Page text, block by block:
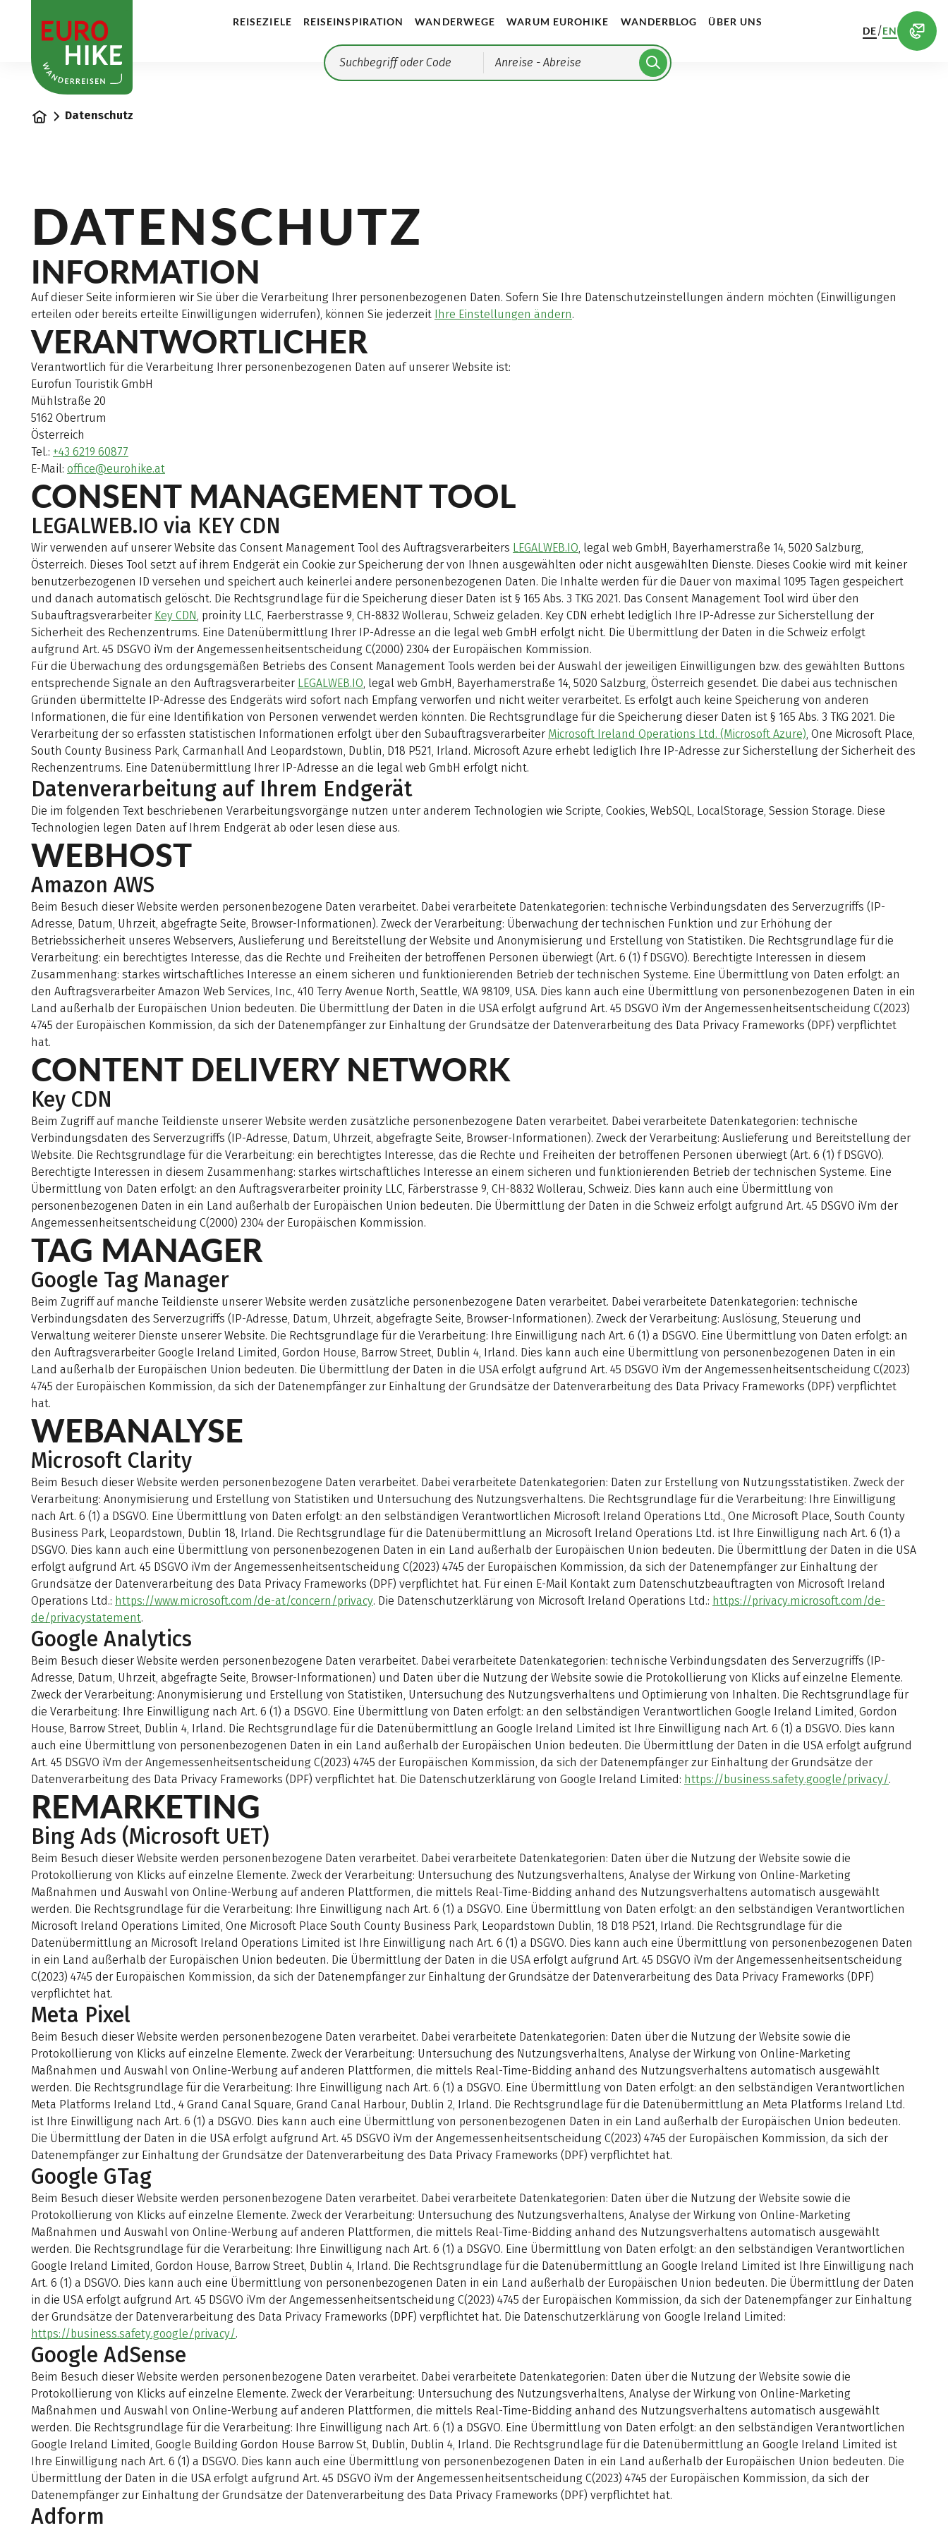
REISEZIELE REISEINSPIRATION WANDERWEGE WARUM EUROHIKE WANDERBLOG ÜBER UNS
Anreise - Abreise
DE/EN
StartseiteDatenschutz
DATENSCHUTZ
INFORMATION
Auf dieser Seite informieren wir Sie über die Verarbeitung Ihrer personenbezogenen Daten. Sofern Sie Ihre Datenschutzeinstellungen ändern möchten (Einwilligungen
erteilen oder bereits erteilte Einwilligungen widerrufen), können Sie jederzeit Ihre Einstellungen ändern.
VERANTWORTLICHER
Verantwortlich für die Verarbeitung Ihrer personenbezogenen Daten auf unserer Website ist:
Eurofun Touristik GmbH
Mühlstraße 20
5162 Obertrum
Österreich
Tel.: +43 6219 60877
E-Mail: office@eurohike.at
CONSENT MANAGEMENT TOOL
LEGALWEB.IO via KEY CDN
Wir verwenden auf unserer Website das Consent Management Tool des Auftragsverarbeiters LEGALWEB.IO, legal web GmbH, Bayerhamerstraße 14, 5020 Salzburg,
Österreich. Dieses Tool setzt auf ihrem Endgerät ein Cookie zur Speicherung der von Ihnen ausgewählten oder nicht ausgewählten Dienste. Dieses Cookie wird mit keiner
benutzerbezogenen ID versehen und speichert auch keinerlei andere personenbezogenen Daten. Die Inhalte werden für die Dauer von maximal 1095 Tagen gespeichert
und danach automatisch gelöscht. Die Rechtsgrundlage für die Speicherung dieser Daten ist § 165 Abs. 3 TKG 2021. Das Consent Management Tool wird über den
Subauftragsverarbeiter Key CDN, proinity LLC, Faerberstrasse 9, CH-8832 Wollerau, Schweiz geladen. Key CDN erhebt lediglich Ihre IP-Adresse zur Sicherstellung der
Sicherheit des Rechenzentrums. Eine Datenübermittlung Ihrer IP-Adresse an die legal web GmbH erfolgt nicht. Die Übermittlung der Daten in die Schweiz erfolgt
aufgrund Art. 45 DSGVO iVm der Angemessenheitsentscheidung C(2000) 2304 der Europäischen Kommission.
Für die Überwachung des ordungsgemäßen Betriebs des Consent Management Tools werden bei der Auswahl der jeweiligen Einwilligungen bzw. des gewählten Buttons
entsprechende Signale an den Auftragsverarbeiter LEGALWEB.IO, legal web GmbH, Bayerhamerstraße 14, 5020 Salzburg, Österreich gesendet. Die dabei aus technischen
Gründen übermittelte IP-Adresse des Endgeräts wird sofort nach Empfang verworfen und nicht weiter verarbeitet. Es erfolgt auch keine Speicherung von anderen
Informationen, die für eine Identifikation von Personen verwendet werden könnten. Die Rechtsgrundlage für die Speicherung dieser Daten ist § 165 Abs. 3 TKG 2021. Die
Verarbeitung der so erfassten statistischen Informationen erfolgt über den Subauftragsverarbeiter Microsoft Ireland Operations Ltd. (Microsoft Azure), One Microsoft Place,
South County Business Park, Carmanhall And Leopardstown, Dublin, D18 P521, Irland. Microsoft Azure erhebt lediglich Ihre IP-Adresse zur Sicherstellung der Sicherheit des
Rechenzentrums. Eine Datenübermittlung Ihrer IP-Adresse an die legal web GmbH erfolgt nicht.
Datenverarbeitung auf Ihrem Endgerät
Die im folgenden Text beschriebenen Verarbeitungsvorgänge nutzen unter anderem Technologien wie Scripte, Cookies, WebSQL, LocalStorage, Session Storage. Diese
Technologien legen Daten auf Ihrem Endgerät ab oder lesen diese aus.
WEBHOST
Amazon AWS
Beim Besuch dieser Website werden personenbezogene Daten verarbeitet. Dabei verarbeitete Datenkategorien: technische Verbindungsdaten des Serverzugriffs (IP-
Adresse, Datum, Uhrzeit, abgefragte Seite, Browser-Informationen). Zweck der Verarbeitung: Überwachung der technischen Funktion und zur Erhöhung der
Betriebssicherheit unseres Webservers, Auslieferung und Bereitstellung der Website und Anonymisierung und Erstellung von Statistiken. Die Rechtsgrundlage für die
Verarbeitung: ein berechtigtes Interesse, das die Rechte und Freiheiten der betroffenen Personen überwiegt (Art. 6 (1) f DSGVO). Berechtigte Interessen in diesem
Zusammenhang: starkes wirtschaftliches Interesse an einem sicheren und funktionierenden Betrieb der technischen Systeme. Eine Übermittlung von Daten erfolgt: an
den Auftragsverarbeiter Amazon Web Services, Inc., 410 Terry Avenue North, Seattle, WA 98109, USA. Dies kann auch eine Übermittlung von personenbezogenen Daten in ein
Land außerhalb der Europäischen Union bedeuten. Die Übermittlung der Daten in die USA erfolgt aufgrund Art. 45 DSGVO iVm der Angemessenheitsentscheidung C(2023)
4745 der Europäischen Kommission, da sich der Datenempfänger zur Einhaltung der Grundsätze der Datenverarbeitung des Data Privacy Frameworks (DPF) verpflichtet
hat.
CONTENT DELIVERY NETWORK
Key CDN
Beim Zugriff auf manche Teildienste unserer Website werden zusätzliche personenbezogene Daten verarbeitet. Dabei verarbeitete Datenkategorien: technische
Verbindungsdaten des Serverzugriffs (IP-Adresse, Datum, Uhrzeit, abgefragte Seite, Browser-Informationen). Zweck der Verarbeitung: Auslieferung und Bereitstellung der
Website. Die Rechtsgrundlage für die Verarbeitung: ein berechtigtes Interesse, das die Rechte und Freiheiten der betroffenen Personen überwiegt (Art. 6 (1) f DSGVO).
Berechtigte Interessen in diesem Zusammenhang: starkes wirtschaftliches Interesse an einem sicheren und funktionierenden Betrieb der technischen Systeme. Eine
Übermittlung von Daten erfolgt: an den Auftragsverarbeiter proinity LLC, Färberstrasse 9, CH-8832 Wollerau, Schweiz. Dies kann auch eine Übermittlung von
personenbezogenen Daten in ein Land außerhalb der Europäischen Union bedeuten. Die Übermittlung der Daten in die Schweiz erfolgt aufgrund Art. 45 DSGVO iVm der
Angemessenheitsentscheidung C(2000) 2304 der Europäischen Kommission.
TAG MANAGER
Google Tag Manager
Beim Zugriff auf manche Teildienste unserer Website werden zusätzliche personenbezogene Daten verarbeitet. Dabei verarbeitete Datenkategorien: technische
Verbindungsdaten des Serverzugriffs (IP-Adresse, Datum, Uhrzeit, abgefragte Seite, Browser-Informationen). Zweck der Verarbeitung: Auslösung, Steuerung und
Verwaltung weiterer Dienste unserer Website. Die Rechtsgrundlage für die Verarbeitung: Ihre Einwilligung nach Art. 6 (1) a DSGVO. Eine Übermittlung von Daten erfolgt: an
den Auftragsverarbeiter Google Ireland Limited, Gordon House, Barrow Street, Dublin 4, Irland. Dies kann auch eine Übermittlung von personenbezogenen Daten in ein
Land außerhalb der Europäischen Union bedeuten. Die Übermittlung der Daten in die USA erfolgt aufgrund Art. 45 DSGVO iVm der Angemessenheitsentscheidung C(2023)
4745 der Europäischen Kommission, da sich der Datenempfänger zur Einhaltung der Grundsätze der Datenverarbeitung des Data Privacy Frameworks (DPF) verpflichtet
hat.
WEBANALYSE
Microsoft Clarity
Beim Besuch dieser Website werden personenbezogene Daten verarbeitet. Dabei verarbeitete Datenkategorien: Daten zur Erstellung von Nutzungsstatistiken. Zweck der
Verarbeitung: Anonymisierung und Erstellung von Statistiken und Untersuchung des Nutzungsverhaltens. Die Rechtsgrundlage für die Verarbeitung: Ihre Einwilligung
nach Art. 6 (1) a DSGVO. Eine Übermittlung von Daten erfolgt: an den selbständigen Verantwortlichen Microsoft Ireland Operations Ltd., One Microsoft Place, South County
Business Park, Leopardstown, Dublin 18, Irland. Die Rechtsgrundlage für die Datenübermittlung an Microsoft Ireland Operations Ltd. ist Ihre Einwilligung nach Art. 6 (1) a
DSGVO. Dies kann auch eine Übermittlung von personenbezogenen Daten in ein Land außerhalb der Europäischen Union bedeuten. Die Übermittlung der Daten in die USA
erfolgt aufgrund Art. 45 DSGVO iVm der Angemessenheitsentscheidung C(2023) 4745 der Europäischen Kommission, da sich der Datenempfänger zur Einhaltung der
Grundsätze der Datenverarbeitung des Data Privacy Frameworks (DPF) verpflichtet hat. Für einen E-Mail Kontakt zum Datenschutzbeauftragten von Microsoft Ireland
Operations Ltd.: https://www.microsoft.com/de-at/concern/privacy. Die Datenschutzerklärung von Microsoft Ireland Operations Ltd.: https://privacy.microsoft.com/de-
de/privacystatement.
Google Analytics
Beim Besuch dieser Website werden personenbezogene Daten verarbeitet. Dabei verarbeitete Datenkategorien: technische Verbindungsdaten des Serverzugriffs (IP-
Adresse, Datum, Uhrzeit, abgefragte Seite, Browser-Informationen) und Daten über die Nutzung der Website sowie die Protokollierung von Klicks auf einzelne Elemente.
Zweck der Verarbeitung: Anonymisierung und Erstellung von Statistiken, Untersuchung des Nutzungsverhaltens und Optimierung von Inhalten. Die Rechtsgrundlage für
die Verarbeitung: Ihre Einwilligung nach Art. 6 (1) a DSGVO. Eine Übermittlung von Daten erfolgt: an den selbständigen Verantwortlichen Google Ireland Limited, Gordon
House, Barrow Street, Dublin 4, Irland. Die Rechtsgrundlage für die Datenübermittlung an Google Ireland Limited ist Ihre Einwilligung nach Art. 6 (1) a DSGVO. Dies kann
auch eine Übermittlung von personenbezogenen Daten in ein Land außerhalb der Europäischen Union bedeuten. Die Übermittlung der Daten in die USA erfolgt aufgrund
Art. 45 DSGVO iVm der Angemessenheitsentscheidung C(2023) 4745 der Europäischen Kommission, da sich der Datenempfänger zur Einhaltung der Grundsätze der
Datenverarbeitung des Data Privacy Frameworks (DPF) verpflichtet hat. Die Datenschutzerklärung von Google Ireland Limited: https://business.safety.google/privacy/.
REMARKETING
Bing Ads (Microsoft UET)
Beim Besuch dieser Website werden personenbezogene Daten verarbeitet. Dabei verarbeitete Datenkategorien: Daten über die Nutzung der Website sowie die
Protokollierung von Klicks auf einzelne Elemente. Zweck der Verarbeitung: Untersuchung des Nutzungsverhaltens, Analyse der Wirkung von Online-Marketing
Maßnahmen und Auswahl von Online-Werbung auf anderen Plattformen, die mittels Real-Time-Bidding anhand des Nutzungsverhaltens automatisch ausgewählt
werden. Die Rechtsgrundlage für die Verarbeitung: Ihre Einwilligung nach Art. 6 (1) a DSGVO. Eine Übermittlung von Daten erfolgt: an den selbständigen Verantwortlichen
Microsoft Ireland Operations Limited, One Microsoft Place South County Business Park, Leopardstown Dublin, 18 D18 P521, Irland. Die Rechtsgrundlage für die
Datenübermittlung an Microsoft Ireland Operations Limited ist Ihre Einwilligung nach Art. 6 (1) a DSGVO. Dies kann auch eine Übermittlung von personenbezogenen Daten
in ein Land außerhalb der Europäischen Union bedeuten. Die Übermittlung der Daten in die USA erfolgt aufgrund Art. 45 DSGVO iVm der Angemessenheitsentscheidung
C(2023) 4745 der Europäischen Kommission, da sich der Datenempfänger zur Einhaltung der Grundsätze der Datenverarbeitung des Data Privacy Frameworks (DPF)
verpflichtet hat.
Meta Pixel
Beim Besuch dieser Website werden personenbezogene Daten verarbeitet. Dabei verarbeitete Datenkategorien: Daten über die Nutzung der Website sowie die
Protokollierung von Klicks auf einzelne Elemente. Zweck der Verarbeitung: Untersuchung des Nutzungsverhaltens, Analyse der Wirkung von Online-Marketing
Maßnahmen und Auswahl von Online-Werbung auf anderen Plattformen, die mittels Real-Time-Bidding anhand des Nutzungsverhaltens automatisch ausgewählt
werden. Die Rechtsgrundlage für die Verarbeitung: Ihre Einwilligung nach Art. 6 (1) a DSGVO. Eine Übermittlung von Daten erfolgt: an den selbständigen Verantwortlichen
Meta Platforms Ireland Ltd., 4 Grand Canal Square, Grand Canal Harbour, Dublin 2, Irland. Die Rechtsgrundlage für die Datenübermittlung an Meta Platforms Ireland Ltd.
ist Ihre Einwilligung nach Art. 6 (1) a DSGVO. Dies kann auch eine Übermittlung von personenbezogenen Daten in ein Land außerhalb der Europäischen Union bedeuten.
Die Übermittlung der Daten in die USA erfolgt aufgrund Art. 45 DSGVO iVm der Angemessenheitsentscheidung C(2023) 4745 der Europäischen Kommission, da sich der
Datenempfänger zur Einhaltung der Grundsätze der Datenverarbeitung des Data Privacy Frameworks (DPF) verpflichtet hat.
Google GTag
Beim Besuch dieser Website werden personenbezogene Daten verarbeitet. Dabei verarbeitete Datenkategorien: Daten über die Nutzung der Website sowie die
Protokollierung von Klicks auf einzelne Elemente. Zweck der Verarbeitung: Untersuchung des Nutzungsverhaltens, Analyse der Wirkung von Online-Marketing
Maßnahmen und Auswahl von Online-Werbung auf anderen Plattformen, die mittels Real-Time-Bidding anhand des Nutzungsverhaltens automatisch ausgewählt
werden. Die Rechtsgrundlage für die Verarbeitung: Ihre Einwilligung nach Art. 6 (1) a DSGVO. Eine Übermittlung von Daten erfolgt: an den selbständigen Verantwortlichen
Google Ireland Limited, Gordon House, Barrow Street, Dublin 4, Irland. Die Rechtsgrundlage für die Datenübermittlung an Google Ireland Limited ist Ihre Einwilligung nach
Art. 6 (1) a DSGVO. Dies kann auch eine Übermittlung von personenbezogenen Daten in ein Land außerhalb der Europäischen Union bedeuten. Die Übermittlung der Daten
in die USA erfolgt aufgrund Art. 45 DSGVO iVm der Angemessenheitsentscheidung C(2023) 4745 der Europäischen Kommission, da sich der Datenempfänger zur Einhaltung
der Grundsätze der Datenverarbeitung des Data Privacy Frameworks (DPF) verpflichtet hat. Die Datenschutzerklärung von Google Ireland Limited:
https://business.safety.google/privacy/.
Google AdSense
Beim Besuch dieser Website werden personenbezogene Daten verarbeitet. Dabei verarbeitete Datenkategorien: Daten über die Nutzung der Website sowie die
Protokollierung von Klicks auf einzelne Elemente. Zweck der Verarbeitung: Untersuchung des Nutzungsverhaltens, Analyse der Wirkung von Online-Marketing
Maßnahmen und Auswahl von Online-Werbung auf anderen Plattformen, die mittels Real-Time-Bidding anhand des Nutzungsverhaltens automatisch ausgewählt
werden. Die Rechtsgrundlage für die Verarbeitung: Ihre Einwilligung nach Art. 6 (1) a DSGVO. Eine Übermittlung von Daten erfolgt: an den selbständigen Verantwortlichen
Google Ireland Limited, Google Building Gordon House Barrow St, Dublin, Dublin 4, Irland. Die Rechtsgrundlage für die Datenübermittlung an Google Ireland Limited ist
Ihre Einwilligung nach Art. 6 (1) a DSGVO. Dies kann auch eine Übermittlung von personenbezogenen Daten in ein Land außerhalb der Europäischen Union bedeuten. Die
Übermittlung der Daten in die USA erfolgt aufgrund Art. 45 DSGVO iVm der Angemessenheitsentscheidung C(2023) 4745 der Europäischen Kommission, da sich der
Datenempfänger zur Einhaltung der Grundsätze der Datenverarbeitung des Data Privacy Frameworks (DPF) verpflichtet hat.
Adform